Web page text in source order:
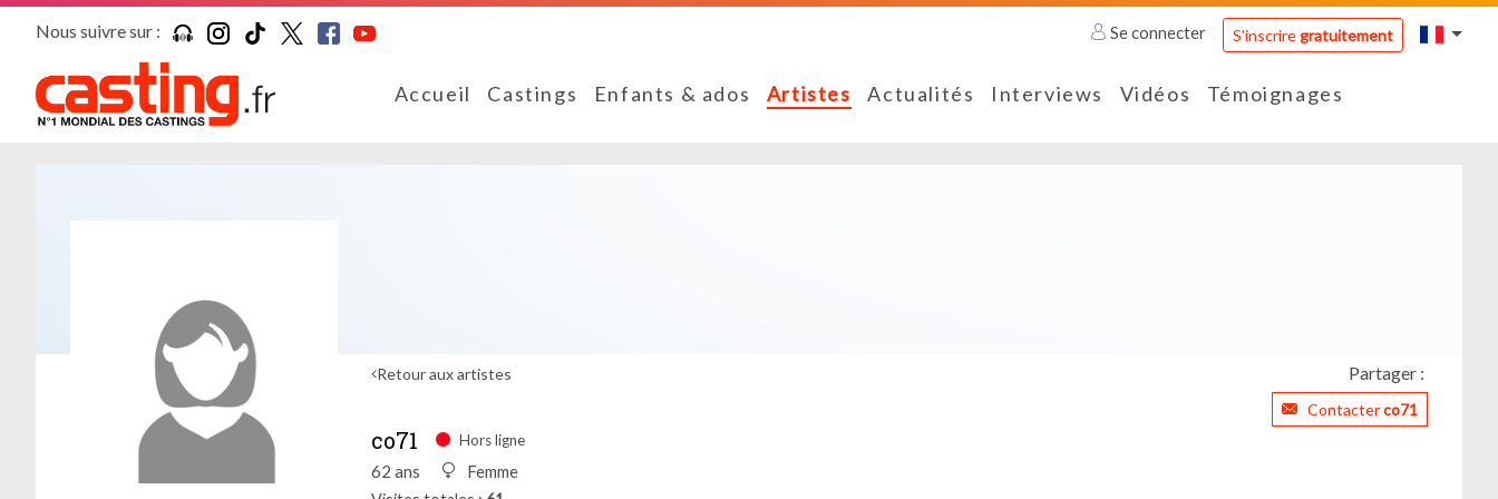
Nous suivre sur : Se connecter S'inscriregratuitement
Accueil Castings Enfants & ados Artistes Actualités Interviews Vidéos Témoignages
Retour aux artistes Partager :
Contacterco71
co71 Hors ligne
62 ans Femme